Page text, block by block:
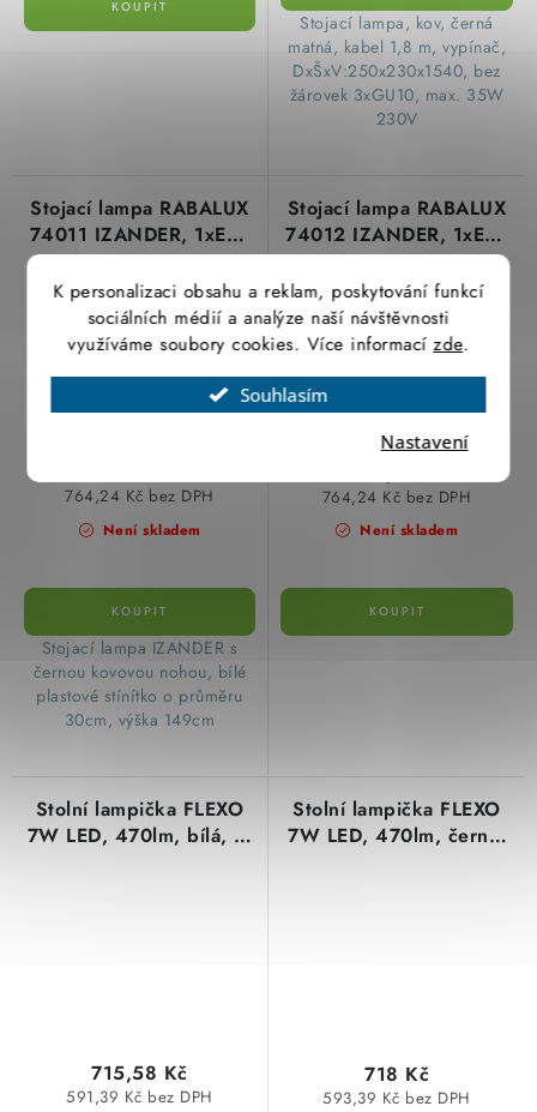
K personalizaci obsahu a reklam, poskytování funkcí
sociálních médií a analýze naší návštěvnosti
využíváme soubory cookies. Více informacízde.
Souhlasím
Nastavení
Stojací lampa, kov, černá
matná, kabel 1,8 m, vypínač,
DxŠxV:250x230x1540, bez
žárovek 3xGU10, max. 35W
230V
Stojací lampa RABALUX
74011 IZANDER, 1xE27
max. 40W, IP20, černá
Není skladem
764,24 Kč bez DPH
​Stojací lampa IZANDER s
černou kovovou nohou, bílé
plastové stínítko o průměru
30cm, výška 149cm
Stojací lampa RABALUX
74012 IZANDER, 1xE27
max. 40W, IP20,
stříbrná
Není skladem
764,24 Kč bez DPH
Stolní lampička FLEXO
7W LED, 470lm, bílá, 3-
591,39 Kč bez DPH
715,58 Kč
Stolní lampička FLEXO
7W LED, 470lm, černá,
593,39 Kč bez DPH
718 Kč